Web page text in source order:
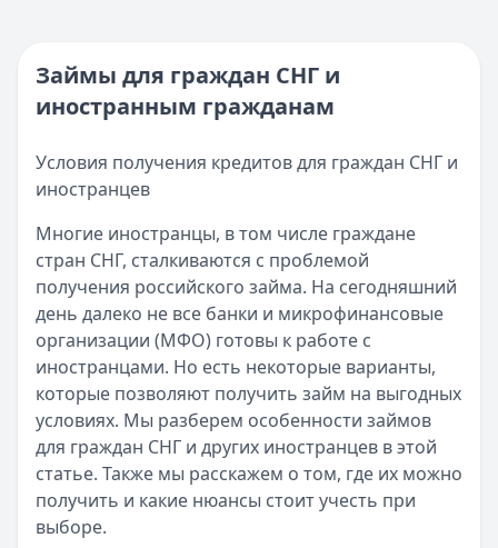
Категория:МФО и микрозаймы
Читать статью
Возврат переплаты в «Займере»: актуальная
Кратко:Разбираем, как вернуть переплату или
Категория:МФО
Читать новость
Кратко:Нужны 15 000 рублей на карту прямо сегодня?
Опубликовано:5 декабря 2025 г.
Категория:МФО
Читать новость
Рекордный рост доли клиентов МФО с iPhone: что
Кратко:В III квартале 2025 года владельцы iPhone
Опубликовано:5 декабря 2025 г.
Категория:МФО
Читать новость
57 сервисов микрозаймов через Госуслуги: где
Кратко:Авторизация через Госуслуги ускоряет
Опубликовано:
Займы для граждан СНГ и
иностранным гражданам
Условия получения кредитов для граждан СНГ и
иностранцев
Многие иностранцы, в том числе граждане
стран СНГ, сталкиваются с проблемой
получения российского займа. На сегодняшний
день далеко не все банки и микрофинансовые
организации (МФО) готовы к работе с
иностранцами. Но есть некоторые варианты,
которые позволяют получить займ на выгодных
условиях. Мы разберем особенности займов
для граждан СНГ и других иностранцев в этой
статье. Также мы расскажем о том, где их можно
получить и какие нюансы стоит учесть при
выборе.